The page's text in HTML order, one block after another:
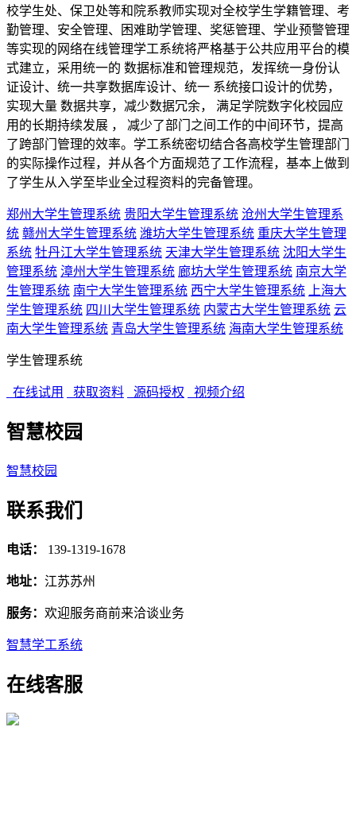
校学生处、保卫处等和院系教师实现对全校学生学籍管理、考
勤管理、安全管理、困难助学管理、奖惩管理、学业预警管理
等实现的网络在线管理学工系统将严格基于公共应用平台的模
式建立，采用统一的 数据标准和管理规范，发挥统一身份认
证设计、统一共享数据库设计、统一 系统接口设计的优势，
实现大量 数据共享，减少数据冗余， 满足学院数字化校园应
用的长期持续发展 ， 减少了部门之间工作的中间环节，提高
了跨部门管理的效率。学工系统密切结合各高校学生管理部门
的实际操作过程，并从各个方面规范了工作流程，基本上做到
了学生从入学至毕业全过程资料的完备管理。
郑州大学生管理系统 贵阳大学生管理系统 沧州大学生管理系
统 赣州大学生管理系统 潍坊大学生管理系统 重庆大学生管理
系统 牡丹江大学生管理系统 天津大学生管理系统 沈阳大学生
管理系统 漳州大学生管理系统 廊坊大学生管理系统 南京大学
生管理系统 南宁大学生管理系统 西宁大学生管理系统
上海大
学生管理系统 四川大学生管理系统 内蒙古大学生管理系统 云
南大学生管理系统 青岛大学生管理系统 海南大学生管理系统
学生管理系统
在线试用 获取资料 源码授权 视频介绍
智慧校园
智慧校园
联系我们
电话： 139-1319-1678
地址： 江苏苏州
服务： 欢迎服务商前来洽谈业务
智慧学工系统
在线客服